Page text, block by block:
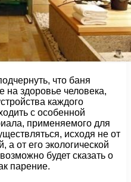
что баня
на здоровье человека,
каждого
с особенной
применяемого для
исходя не от
от его экологической
будет сказать о
парение.